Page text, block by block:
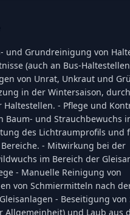
Grundreinigung von
(auch an Bus-
von Unrat, Unkraut und
in der Wintersaison,
- Pflege und
Baum- und Strauchbewuchs
des Lichtraumprofils und
- Mitwirkung bei der
im Bereich der
- Manuelle Reinigung von
von Schmiermitteln nach
- Beseitigung von
Allgemeinheit) und Laub aus